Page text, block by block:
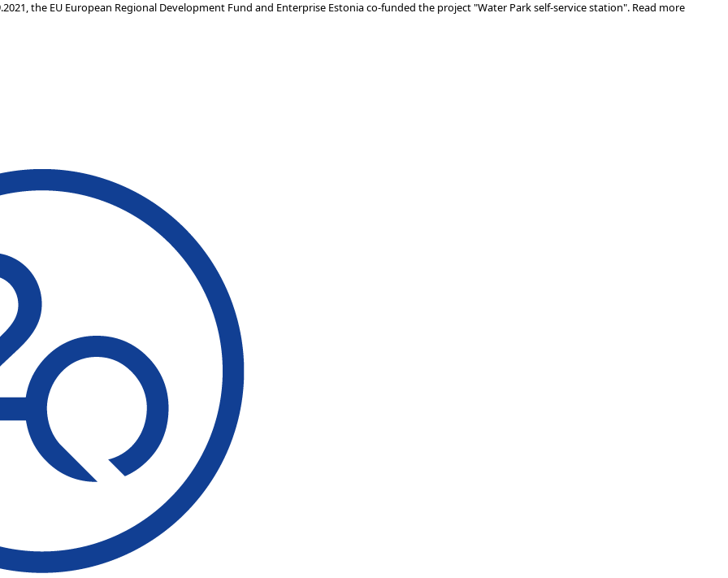
the EU European Regional Development Fund and Enterprise Estonia co-funded the project "Water Park self-service station". Read more